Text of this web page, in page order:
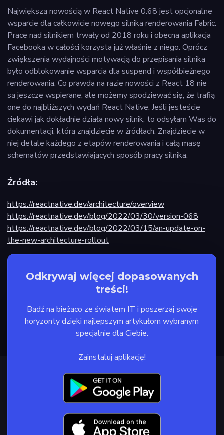
Największą nowością w React Native 0.68 jest opcjonalne
wsparcie dla całkowicie nowego silnika renderowania Fabric.
Prace nad silnikiem trwały od 2018 roku i obecna aplikacja
Facebooka w całości korzysta już właśnie z niego. Oprócz
zwiększenia wydajności motywacją do przepisania silnika
było odblokowanie wsparcia dla suspend i współbieżnego
renderowania. Co prawda na razie nowości z React 18 nie
są jeszcze wspierane, ale możemy spodziewać się, że trafią
one do najbliższych wydań React Native. Jeśli jesteście
ciekawi jak dokładnie działa nowy silnik, to odsyłam Was do
dokumentacji, którą znajdziecie w źródłach. Znajdziecie w
niej detale każdego z etapów renderowania i całą masę
schematów przedstawiających sposób pracy silnika.
Źródła:
https://reactnative.dev/architecture/overview
https://reactnative.dev/blog/2022/03/30/version-068
https://reactnative.dev/blog/2022/03/15/an-update-on-
the-new-architecture-rollout
Odkrywaj więcej dopasowanych
treści!
Bądź na bieżąco ze światem IT i poszerzaj swoje
horyzonty dzięki najlepszym artykułom wybranym
specjalnie dla Ciebie.
Zainstaluj aplikację!